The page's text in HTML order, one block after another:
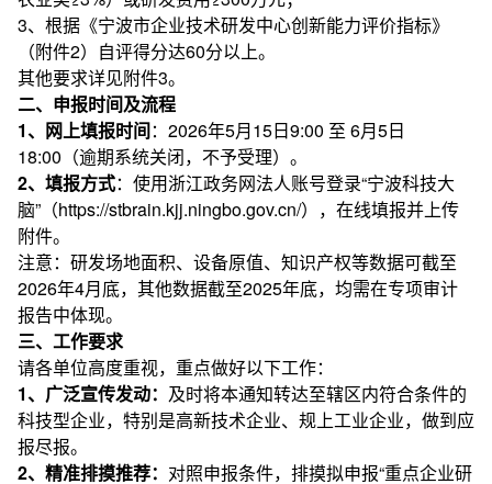
3、根据《宁波市企业技术研发中心创新能力评价指标》
（附件2）自评得分达60分以上。
其他要求详见附件3。
二、申报时间及流程
1、网上填报时间：2026年5月15日9:00 至 6月5日
18:00（逾期系统关闭，不予受理）。
2、填报方式：使用浙江政务网法人账号登录“宁波科技大
脑”（https://stbrain.kjj.ningbo.gov.cn/），在线填报并上传
附件。
注意：研发场地面积、设备原值、知识产权等数据可截至
2026年4月底，其他数据截至2025年底，均需在专项审计
报告中体现。
三、工作要求
请各单位高度重视，重点做好以下工作：
1、广泛宣传发动： 及时将本通知转达至辖区内符合条件的
科技型企业，特别是高新技术企业、规上工业企业，做到应
报尽报。
2、精准排摸推荐： 对照申报条件，排摸拟申报“重点企业研